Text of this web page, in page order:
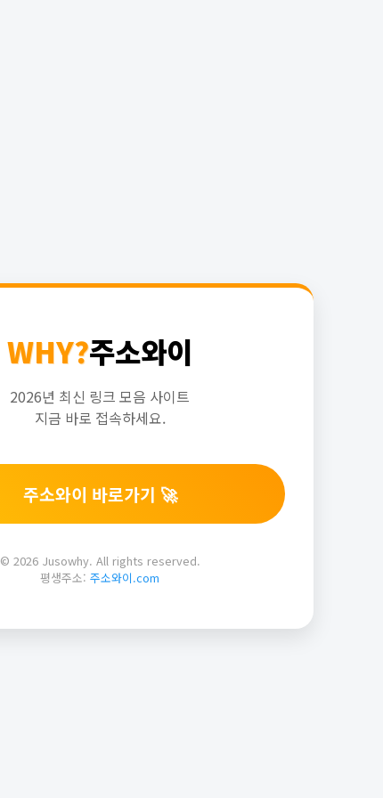
WHY?주소와이
2026년 최신 링크 모음 사이트
지금 바로 접속하세요.
주소와이 바로가기 🚀
© 2026 Jusowhy. All rights reserved.
평생주소: 주소와이.com